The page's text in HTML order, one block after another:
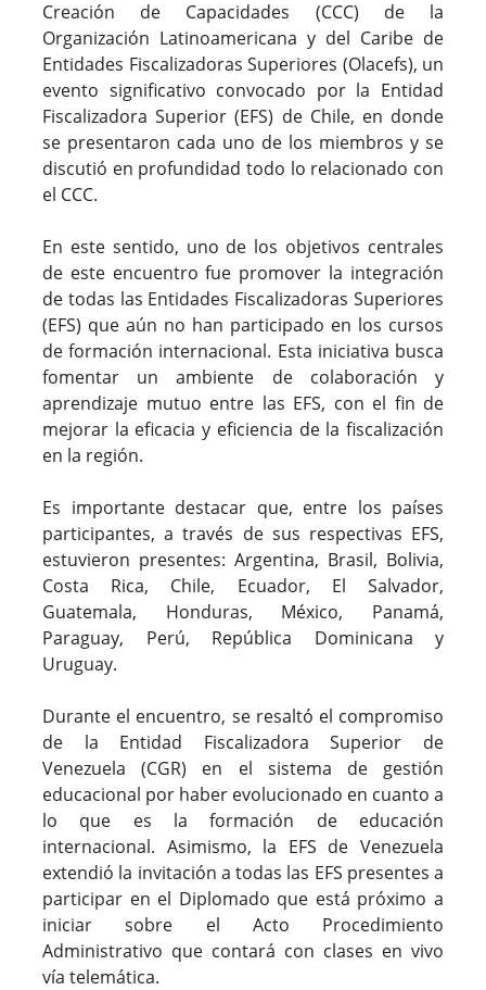
Creación de Capacidades (CCC) de la
Organización Latinoamericana y del Caribe de
Entidades Fiscalizadoras Superiores (Olacefs), un
evento significativo convocado por la Entidad
Fiscalizadora Superior (EFS) de Chile, en donde
se presentaron cada uno de los miembros y se
discutió en profundidad todo lo relacionado con
el CCC.
En este sentido, uno de los objetivos centrales
de este encuentro fue promover la integración
de todas las Entidades Fiscalizadoras Superiores
(EFS) que aún no han participado en los cursos
de formación internacional. Esta iniciativa busca
fomentar un ambiente de colaboración y
aprendizaje mutuo entre las EFS, con el fin de
mejorar la eficacia y eficiencia de la fiscalización
en la región.
Es importante destacar que, entre los países
participantes, a través de sus respectivas EFS,
estuvieron presentes: Argentina, Brasil, Bolivia,
Costa Rica, Chile, Ecuador, El Salvador,
Guatemala, Honduras, México, Panamá,
Paraguay, Perú, República Dominicana y
Uruguay.
Durante el encuentro, se resaltó el compromiso
de la Entidad Fiscalizadora Superior de
Venezuela (CGR) en el sistema de gestión
educacional por haber evolucionado en cuanto a
lo que es la formación de educación
internacional. Asimismo, la EFS de Venezuela
extendió la invitación a todas las EFS presentes a
participar en el Diplomado que está próximo a
iniciar sobre el Acto Procedimiento
Administrativo que contará con clases en vivo
vía telemática.